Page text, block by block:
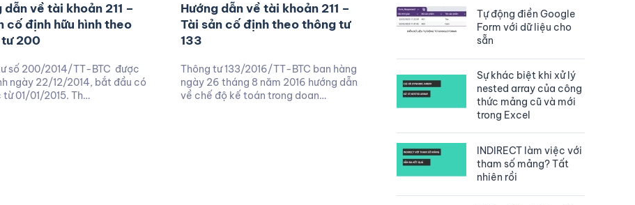
dẫn về tài khoản 211 –
cố định hữu hình theo
200
số 200/2014/TT-BTC được
ngày 22/12/2014, bắt đầu có
từ 01/01/2015. Th…
Hướng dẫn về tài khoản 211 –
Tài sản cố định theo thông tư
133
Thông tư 133/2016/TT-BTC ban hàng
ngày 26 tháng 8 năm 2016 hướng dẫn
về chế độ kế toán trong doan…
Tự động điền Google
Form với dữ liệu cho
sẵn
Sự khác biệt khi xử lý
nested array của công
thức mảng cũ và mới
trong Excel
INDIRECT làm việc với
tham số mảng? Tất
nhiên rồi